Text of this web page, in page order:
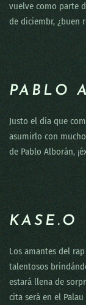
vuelve como parte
de diciembr, ¿buen
PABLO
Justo el día que
asumirlo con
de Pablo Alborán,
KASE.O
Los amantes del
talentosos
estará llena de
cita será en el